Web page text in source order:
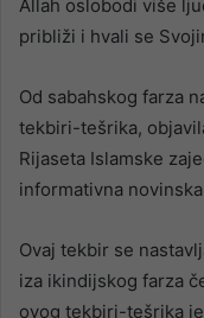
Allah oslobodi više
približi i hvali se
Od sabahskog farza
tekbiri-tešrika,
Rijaseta Islamske
informativna
Ovaj tekbir se
iza ikindijskog farza
ovog tekbiri-tešrika